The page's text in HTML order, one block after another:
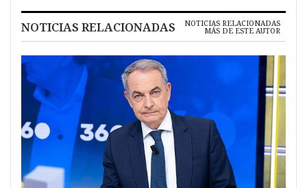
NOTICIAS RELACIONADAS NOTICIAS RELACIONADAS
MÁS DE ESTE AUTOR